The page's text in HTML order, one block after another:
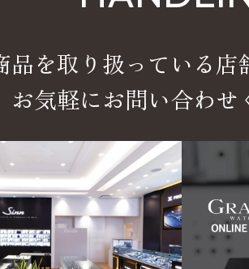
を取り扱っている店
お気軽にお問い合わせ